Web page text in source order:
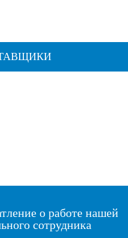
о работе нашей
сотрудника